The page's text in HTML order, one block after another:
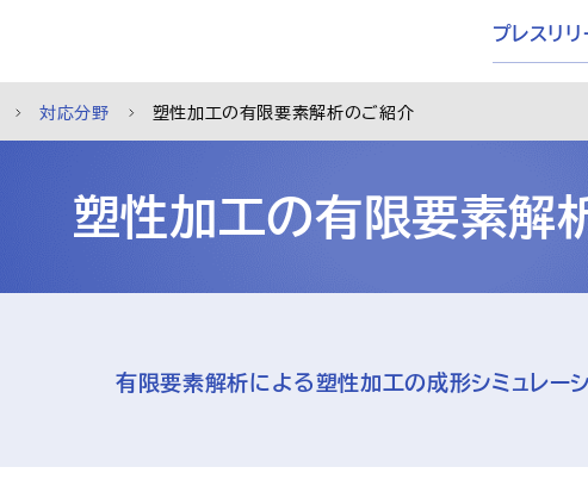
プレスリリ
対応分野 塑性加工の有限要素解析のご紹介
塑性加工の有限要素解
有限要素解析による塑性加工の成形シミュレー